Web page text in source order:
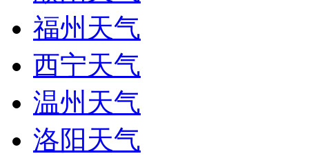
福州天气
西宁天气
温州天气
洛阳天气